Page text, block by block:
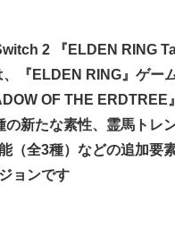
2 『ELDEN RING
『ELDEN RING』ゲー
OF THE ERDTREE
の新たな素性、霊馬トレ
（全3種）などの追加要
ョンです